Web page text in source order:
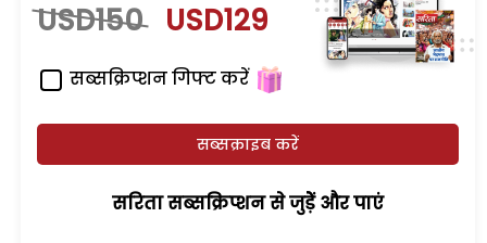
USD150 USD129
सब्सक्रिप्शन गिफ्ट करें
सब्सक्राइब करें
सरिता सब्सक्रिप्शन से जुड़ेें और पाएं